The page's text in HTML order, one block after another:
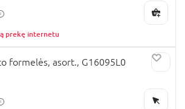
prekę internetu
formelės, asort., G16095L0